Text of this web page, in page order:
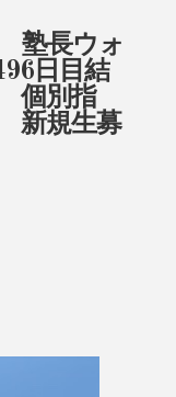
塾長ウォ
日目結
別指
規生募